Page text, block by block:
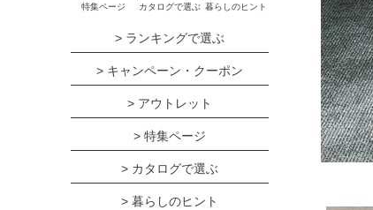
特集ページ カタログで選ぶ 暮らしのヒント
> ランキングで選ぶ
> キャンペーン・クーポン
> アウトレット
> 特集ページ
> カタログで選ぶ
> 暮らしのヒント